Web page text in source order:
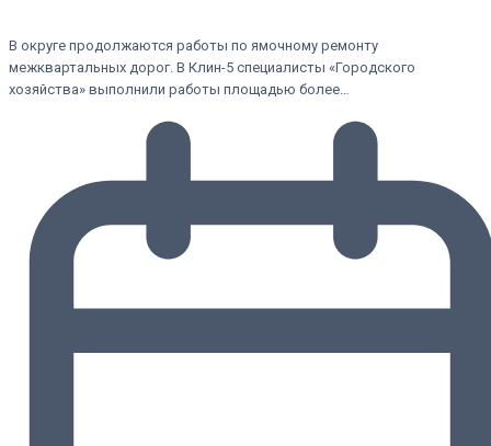
В округе продолжаются работы по ямочному ремонту
межквартальных дорог. В Клин-5 специалисты «Городского
хозяйства» выполнили работы площадью более…